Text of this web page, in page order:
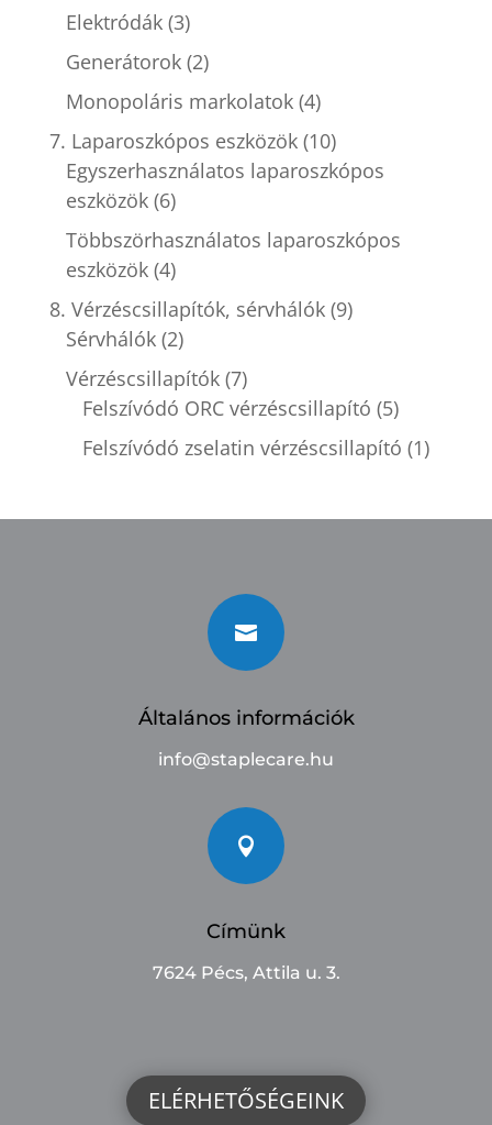
Elektródák (3)
Generátorok (2)
Monopoláris markolatok (4)
7. Laparoszkópos eszközök (10)
Egyszerhasználatos laparoszkópos
eszközök (6)
Többszörhasználatos laparoszkópos
eszközök (4)
8. Vérzéscsillapítók, sérvhálók (9)
Sérvhálók (2)
Vérzéscsillapítók (7)
Felszívódó ORC vérzéscsillapító (5)
Felszívódó zselatin vérzéscsillapító (1)

Általános információk
info@staplecare.hu

Címünk
7624 Pécs, Attila u. 3.
ELÉRHETŐSÉGEINK